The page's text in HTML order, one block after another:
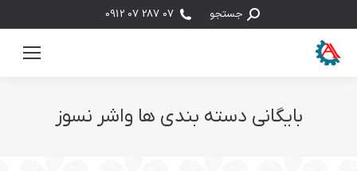
جستجو:جستجو 07 287 07 0912
بایگانی دسته بندی ها واشر نسوز